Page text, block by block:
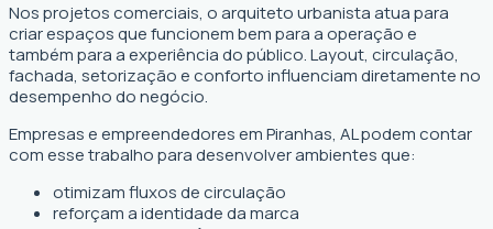
Nos projetos comerciais, o arquiteto urbanista atua para
criar espaços que funcionem bem para a operação e
também para a experiência do público. Layout, circulação,
fachada, setorização e conforto influenciam diretamente no
desempenho do negócio.
Empresas e empreendedores em Piranhas, AL podem contar
com esse trabalho para desenvolver ambientes que:
otimizam fluxos de circulação
reforçam a identidade da marca